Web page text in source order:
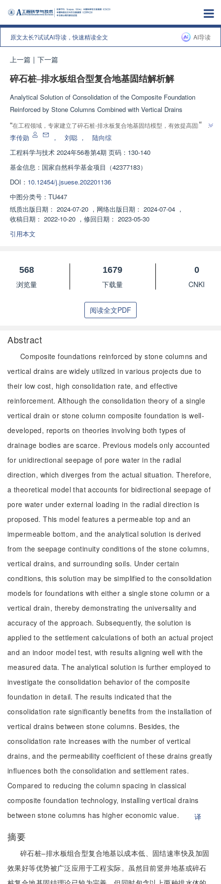
原文太长?试试AI导读，快速精读全文 AI导读
上一篇 | 下一篇
碎石桩–排水板组合型复合地基固结解析解
Analytical Solution of Consolidation of the Composite Foundation
Reinforced by Stone Columns Combined with Vertical Drains
“在工程领域，专家建立了碎石桩-排水板复合地基固结模型，有效提高固结速
率，具有经济价值。
”
”
李传勋 ， 刘聪 ，
陆向综
工程科学与技术 2024年56卷第4期 页码：130-140
基金信息： 国家自然科学基金项目（42377183）
DOI： 10.12454/j.jsuese.202201136
中图分类号： TU447
纸质出版日期： 2024-07-20 ， 网络出版日期： 2024-07-04 ，
收稿日期： 2022-10-20 ， 修回日期： 2023-05-30
引用本文
568
浏览量
1679
下载量
0
CNKI
阅读全文PDF
Abstract
Composite foundations reinforced by stone columns and
vertical drains are widely utilized in various projects due to
their low cost, high consolidation rate, and effective
reinforcement. Although the consolidation theory of a single
vertical drain or stone column composite foundation is well-
developed, reports on theories involving both types of
drainage bodies are scarce. Previous models only accounted
for unidirectional seepage of pore water in the radial
direction, which diverges from the actual situation. Therefore,
a theoretical model that accounts for bidirectional seepage of
pore water under external loading in the radial direction is
proposed. This model features a permeable top and an
impermeable bottom, and the analytical solution is derived
from the seepage continuity conditions of the stone columns,
vertical drains, and surrounding soils. Under certain
conditions, this solution may be simplified to the consolidation
models for foundations with either a single stone column or a
vertical drain, thereby demonstrating the universality and
accuracy of the approach. Subsequently, the solution is
applied to the settlement calculations of both an actual project
and an indoor model test, with results aligning well with the
measured data. The analytical solution is further employed to
investigate the consolidation behavior of the composite
foundation in detail. The results indicated that the
consolidation rate significantly benefits from the installation of
vertical drains between stone columns. Besides, the
consolidation rate increases with the number of vertical
drains, and the permeability coefficient of these drains greatly
influences both the consolidation and settlement rates.
Compared to reducing the column spacing in classical
composite foundation technology, installing vertical drains
between stone columns has higher economic value.
译
摘要
碎石桩–排水板组合型复合地基以成本低、固结速率快及加固
效果好等优势被广泛应用于工程实际。虽然目前竖井地基或碎石